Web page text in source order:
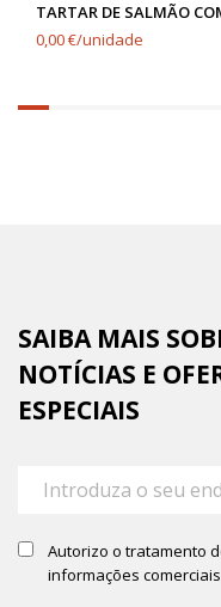
TARTAR DE SALMÃO
0,00 €/unidade
6.25%
SAIBA MAIS
NOTÍCIAS E
ESPECIAIS
Autorizo o tratamento
informações